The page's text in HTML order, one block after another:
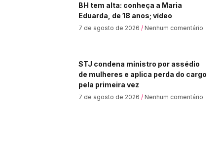
BH tem alta: conheça a Maria
Eduarda, de 18 anos; vídeo
7 de agosto de 2026 Nenhum comentário
STJ condena ministro por assédio
de mulheres e aplica perda do cargo
pela primeira vez
7 de agosto de 2026 Nenhum comentário